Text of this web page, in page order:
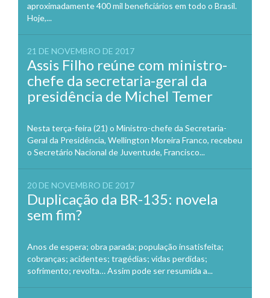
aproximadamente 400 mil beneficiários em todo o Brasil.
Hoje,...
21 DE NOVEMBRO DE 2017
Assis Filho reúne com ministro-
chefe da secretaria-geral da
presidência de Michel Temer
Nesta terça-feira (21) o Ministro-chefe da Secretaria-
Geral da Presidência, Wellington Moreira Franco, recebeu
o Secretário Nacional de Juventude, Francisco...
20 DE NOVEMBRO DE 2017
Duplicação da BR-135: novela
sem fim?
Anos de espera; obra parada; população insatisfeita;
cobranças; acidentes; tragédias; vidas perdidas;
sofrimento; revolta… Assim pode ser resumida a...